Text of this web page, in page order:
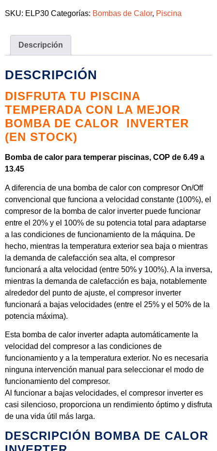
SKU: ELP30 Categorías: Bombas de Calor, Piscina
Descripción
DESCRIPCIÓN
DISFRUTA TU PISCINA
TEMPERADA CON LA MEJOR
BOMBA DE CALOR INVERTER
(EN STOCK)
Bomba de calor para temperar piscinas, COP de 6.49 a
13.45
A diferencia de una bomba de calor con compresor On/Off
convencional que funciona a velocidad constante (100%), el
compresor de la bomba de calor inverter puede funcionar
entre el 20% y el 100% de su potencia total para adaptarse
a las condiciones de funcionamiento de la máquina. De
hecho, mientras la temperatura exterior sea baja o mientras
la demanda de calefacción sea alta, el compresor
funcionará a alta velocidad (entre 50% y 100%). A la inversa,
mientras la demanda de calefacción es baja, notablemente
alrededor del punto de ajuste, el compresor inverter
funcionará a bajas velocidades (entre el 25% y el 50% de la
potencia máxima).
Esta bomba de calor inverter adapta automáticamente la
velocidad del compresor a las condiciones de
funcionamiento y a la temperatura exterior. No es necesaria
ninguna intervención manual para seleccionar el modo de
funcionamiento del compresor.
Al funcionar a bajas velocidades, el compresor inverter es
casi silencioso, proporciona un rendimiento óptimo y disfruta
de una vida útil más larga.
DESCRIPCIÓN BOMBA DE CALOR